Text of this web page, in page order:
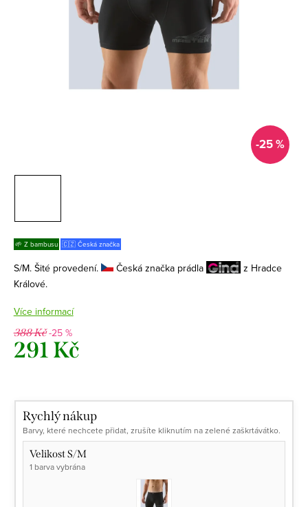
-25 %
🌱 Z bambusu 🇨🇿 Česká značka
S/M. Šité provedení. Česká značka prádla
z Hradce
Králové.
Více informací
388 Kč-25 %
291 Kč
Rychlý nákup
Barvy, které nechcete přidat, zrušíte kliknutím na zelené zaškrtávátko.
Velikost S/M
1 barva vybrána